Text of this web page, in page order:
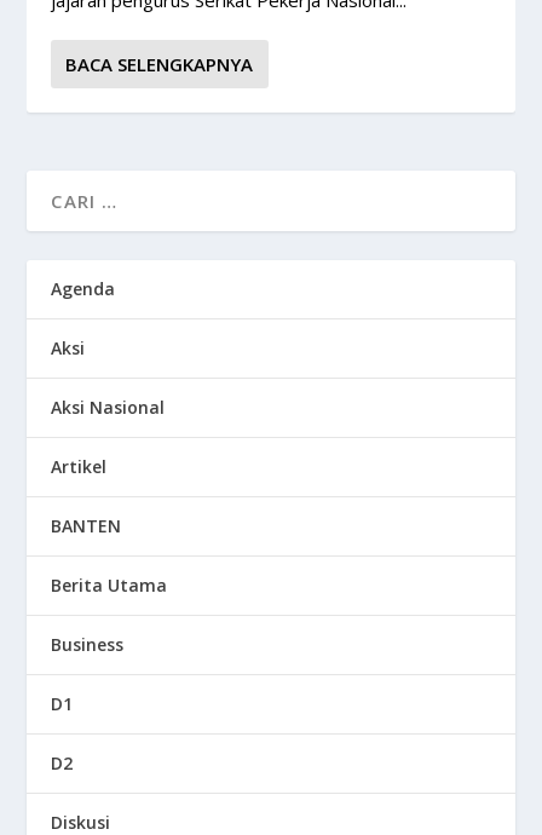
BACA SELENGKAPNYA
Agenda
Aksi
Aksi Nasional
Artikel
BANTEN
Berita Utama
Business
D1
D2
Diskusi